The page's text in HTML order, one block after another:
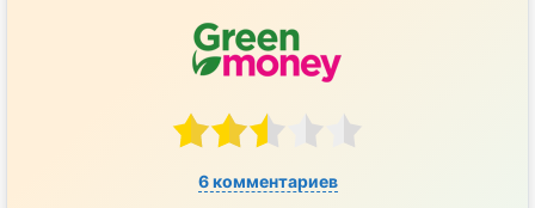
6 комментариев